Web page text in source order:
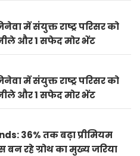
में संयुक्त राष्ट्र परिसर को
और 1 सफेद मोर भेंट
में संयुक्त राष्ट्र परिसर को
और 1 सफेद मोर भेंट
36% तक बढ़ा प्रीमियम
रहे ग्रोथ का मुख्य जरिया